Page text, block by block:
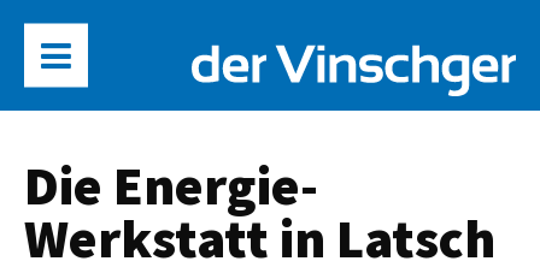
Die Energie-
Werkstatt in Latsch